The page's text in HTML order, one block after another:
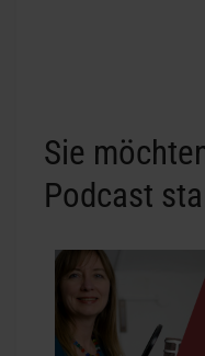
Sie
Podcast